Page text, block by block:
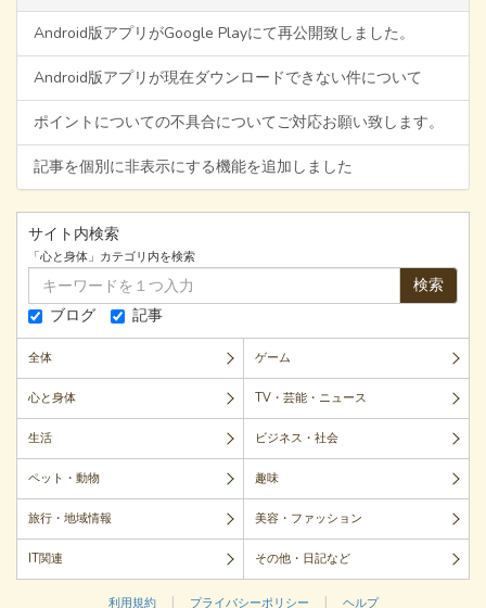
Android版アプリがGoogle Playにて再公開致しました。
Android版アプリが現在ダウンロードできない件について
ポイントについての不具合についてご対応お願い致します。
記事を個別に非表示にする機能を追加しました
サイト内検索
「心と身体」カテゴリ内を検索
検索
ブログ
記事
全体 ゲーム
心と身体 TV・芸能・ニュース
生活 ビジネス・社会
ペット・動物 趣味
旅行・地域情報 美容・ファッション
IT関連 その他・日記など
利用規約 | プライバシーポリシー | ヘルプ